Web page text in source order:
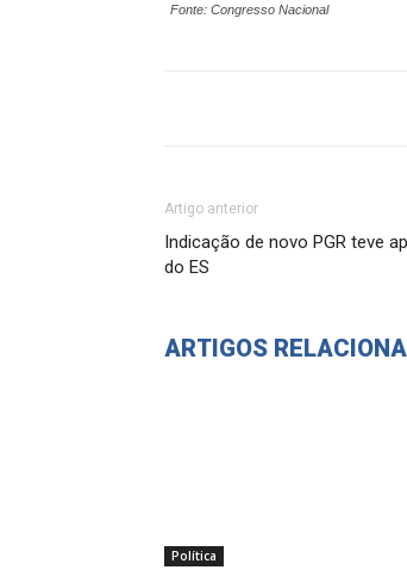
Fonte: Congresso Nacional
Artigo anterior
Indicação de novo PGR teve
do ES
ARTIGOS
Política